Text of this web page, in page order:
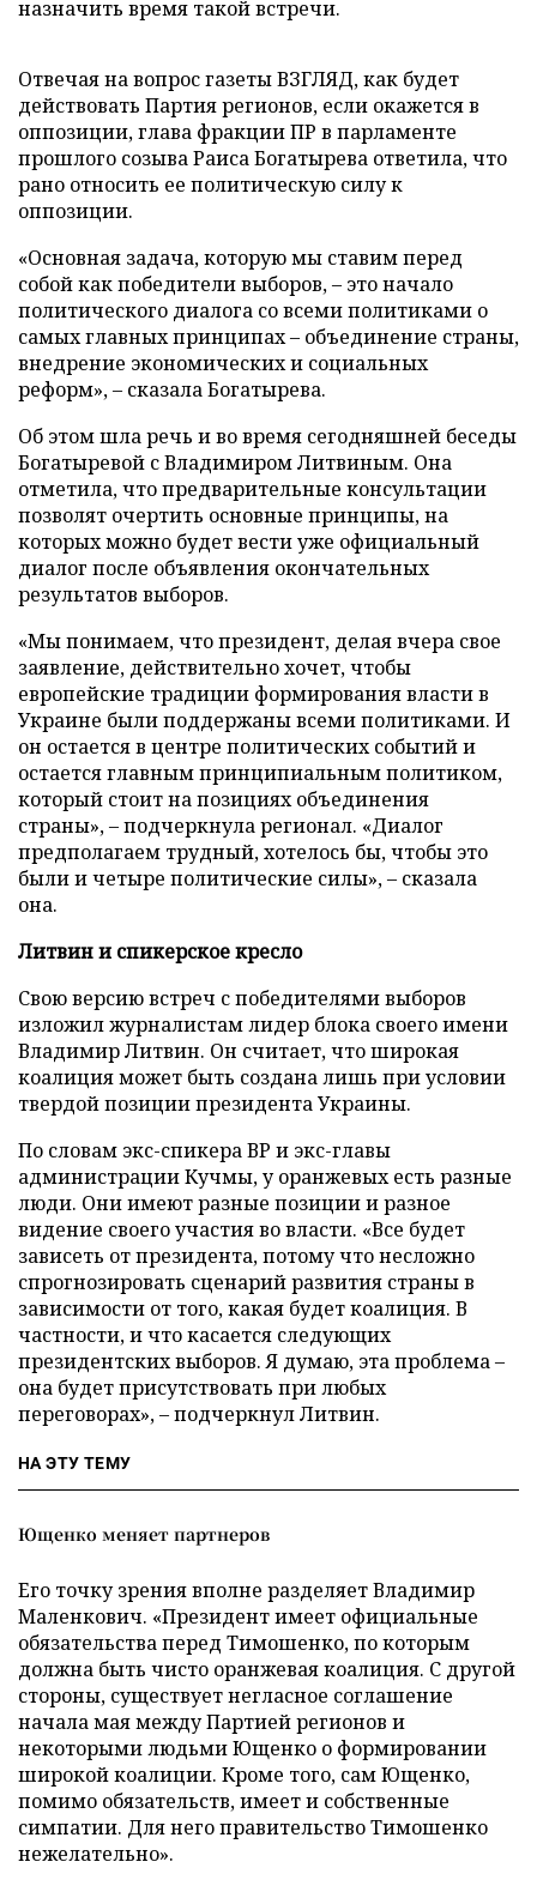
назначить время такой встречи.
Отвечая на вопрос газеты ВЗГЛЯД, как будет
действовать Партия регионов, если окажется в
оппозиции, глава фракции ПР в парламенте
прошлого созыва Раиса Богатырева ответила, что
рано относить ее политическую силу к
оппозиции.
«Основная задача, которую мы ставим перед
собой как победители выборов, – это начало
политического диалога со всеми политиками о
самых главных принципах – объединение страны,
внедрение экономических и социальных
реформ», – сказала Богатырева.
Об этом шла речь и во время сегодняшней беседы
Богатыревой с Владимиром Литвиным. Она
отметила, что предварительные консультации
позволят очертить основные принципы, на
которых можно будет вести уже официальный
диалог после объявления окончательных
результатов выборов.
«Мы понимаем, что президент, делая вчера свое
заявление, действительно хочет, чтобы
европейские традиции формирования власти в
Украине были поддержаны всеми политиками. И
он остается в центре политических событий и
остается главным принципиальным политиком,
который стоит на позициях объединения
страны», – подчеркнула регионал. «Диалог
предполагаем трудный, хотелось бы, чтобы это
были и четыре политические силы», – сказала
она.
Литвин и спикерское кресло
Свою версию встреч с победителями выборов
изложил журналистам лидер блока своего имени
Владимир Литвин. Он считает, что широкая
коалиция может быть создана лишь при условии
твердой позиции президента Украины.
По словам экс-спикера ВР и экс-главы
администрации Кучмы, у оранжевых есть разные
люди. Они имеют разные позиции и разное
видение своего участия во власти. «Все будет
зависеть от президента, потому что несложно
спрогнозировать сценарий развития страны в
зависимости от того, какая будет коалиция. В
частности, и что касается следующих
президентских выборов. Я думаю, эта проблема –
она будет присутствовать при любых
переговорах», – подчеркнул Литвин.
НА ЭТУ ТЕМУ
Ющенко меняет партнеров
Его точку зрения вполне разделяет Владимир
Маленкович. «Президент имеет официальные
обязательства перед Тимошенко, по которым
должна быть чисто оранжевая коалиция. С другой
стороны, существует негласное соглашение
начала мая между Партией регионов и
некоторыми людьми Ющенко о формировании
широкой коалиции. Кроме того, сам Ющенко,
помимо обязательств, имеет и собственные
симпатии. Для него правительство Тимошенко
нежелательно».